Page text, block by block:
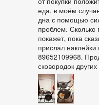
еда, в моём
дна с помощью
проблем. Сколько
покажет, пока
прислал
89652109968.
сковородок